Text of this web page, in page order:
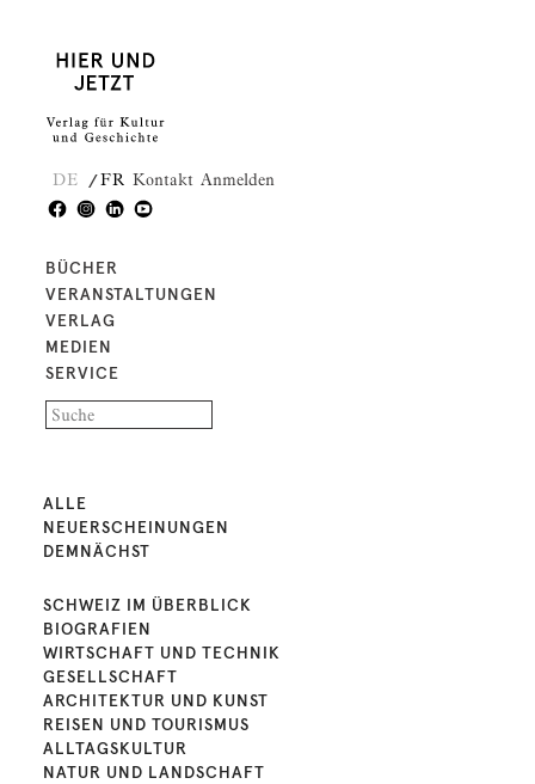
DE FR Kontakt Anmelden
BÜCHER
VERANSTALTUNGEN
VERLAG
MEDIEN
SERVICE
ALLE
NEUERSCHEINUNGEN
DEMNÄCHST
SCHWEIZ IM ÜBERBLICK
BIOGRAFIEN
WIRTSCHAFT UND TECHNIK
GESELLSCHAFT
ARCHITEKTUR UND KUNST
REISEN UND TOURISMUS
ALLTAGSKULTUR
NATUR UND LANDSCHAFT